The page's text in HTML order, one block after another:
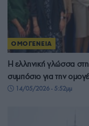
ΟΜΟΓΕΝΕΙΑ
Η ελληνική γλώσσα
συμπόσιο για την
14/05/2026 - 5:52μμ